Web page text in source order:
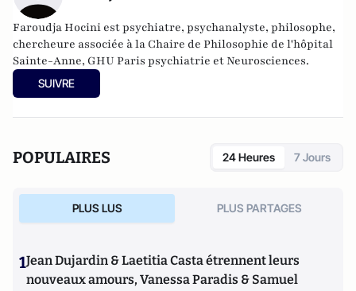
Faroudja Hocini est psychiatre, psychanalyste, philosophe,
chercheure associée à la Chaire de Philosophie de l'hôpital
Sainte-Anne, GHU Paris psychiatrie et Neurosciences.
SUIVRE
POPULAIRES 24 Heures 7 Jours
PLUS LUS PLUS PARTAGES
1Jean Dujardin & Laetitia Casta étrennent leurs
nouveaux amours, Vanessa Paradis & Samuel